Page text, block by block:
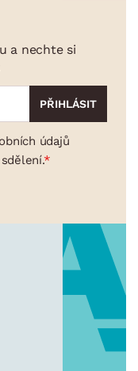
a nechte si
údajů